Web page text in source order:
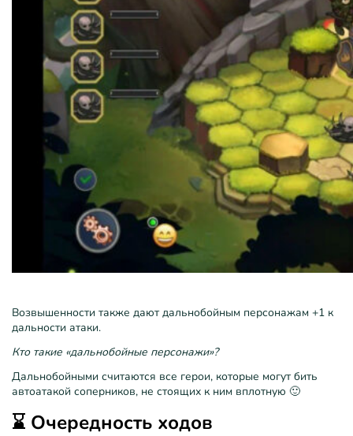
Возвышенности также дают дальнобойным персонажам +1 к
дальности атаки.
Кто такие «дальнобойные персонажи»?
Дальнобойными считаются все герои, которые могут бить
автоатакой соперников, не стоящих к ним вплотную 🙂
⌛️ Очередность ходов